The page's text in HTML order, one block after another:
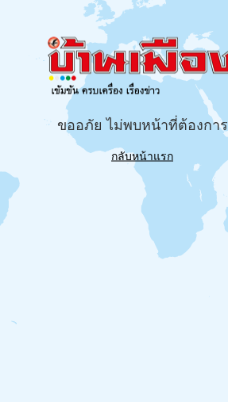
ขออภัย ไม่พบหน้าที่ต้องการ
กลับหน้าแรก